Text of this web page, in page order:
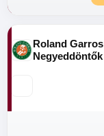
Roland Garros
Negyeddöntők